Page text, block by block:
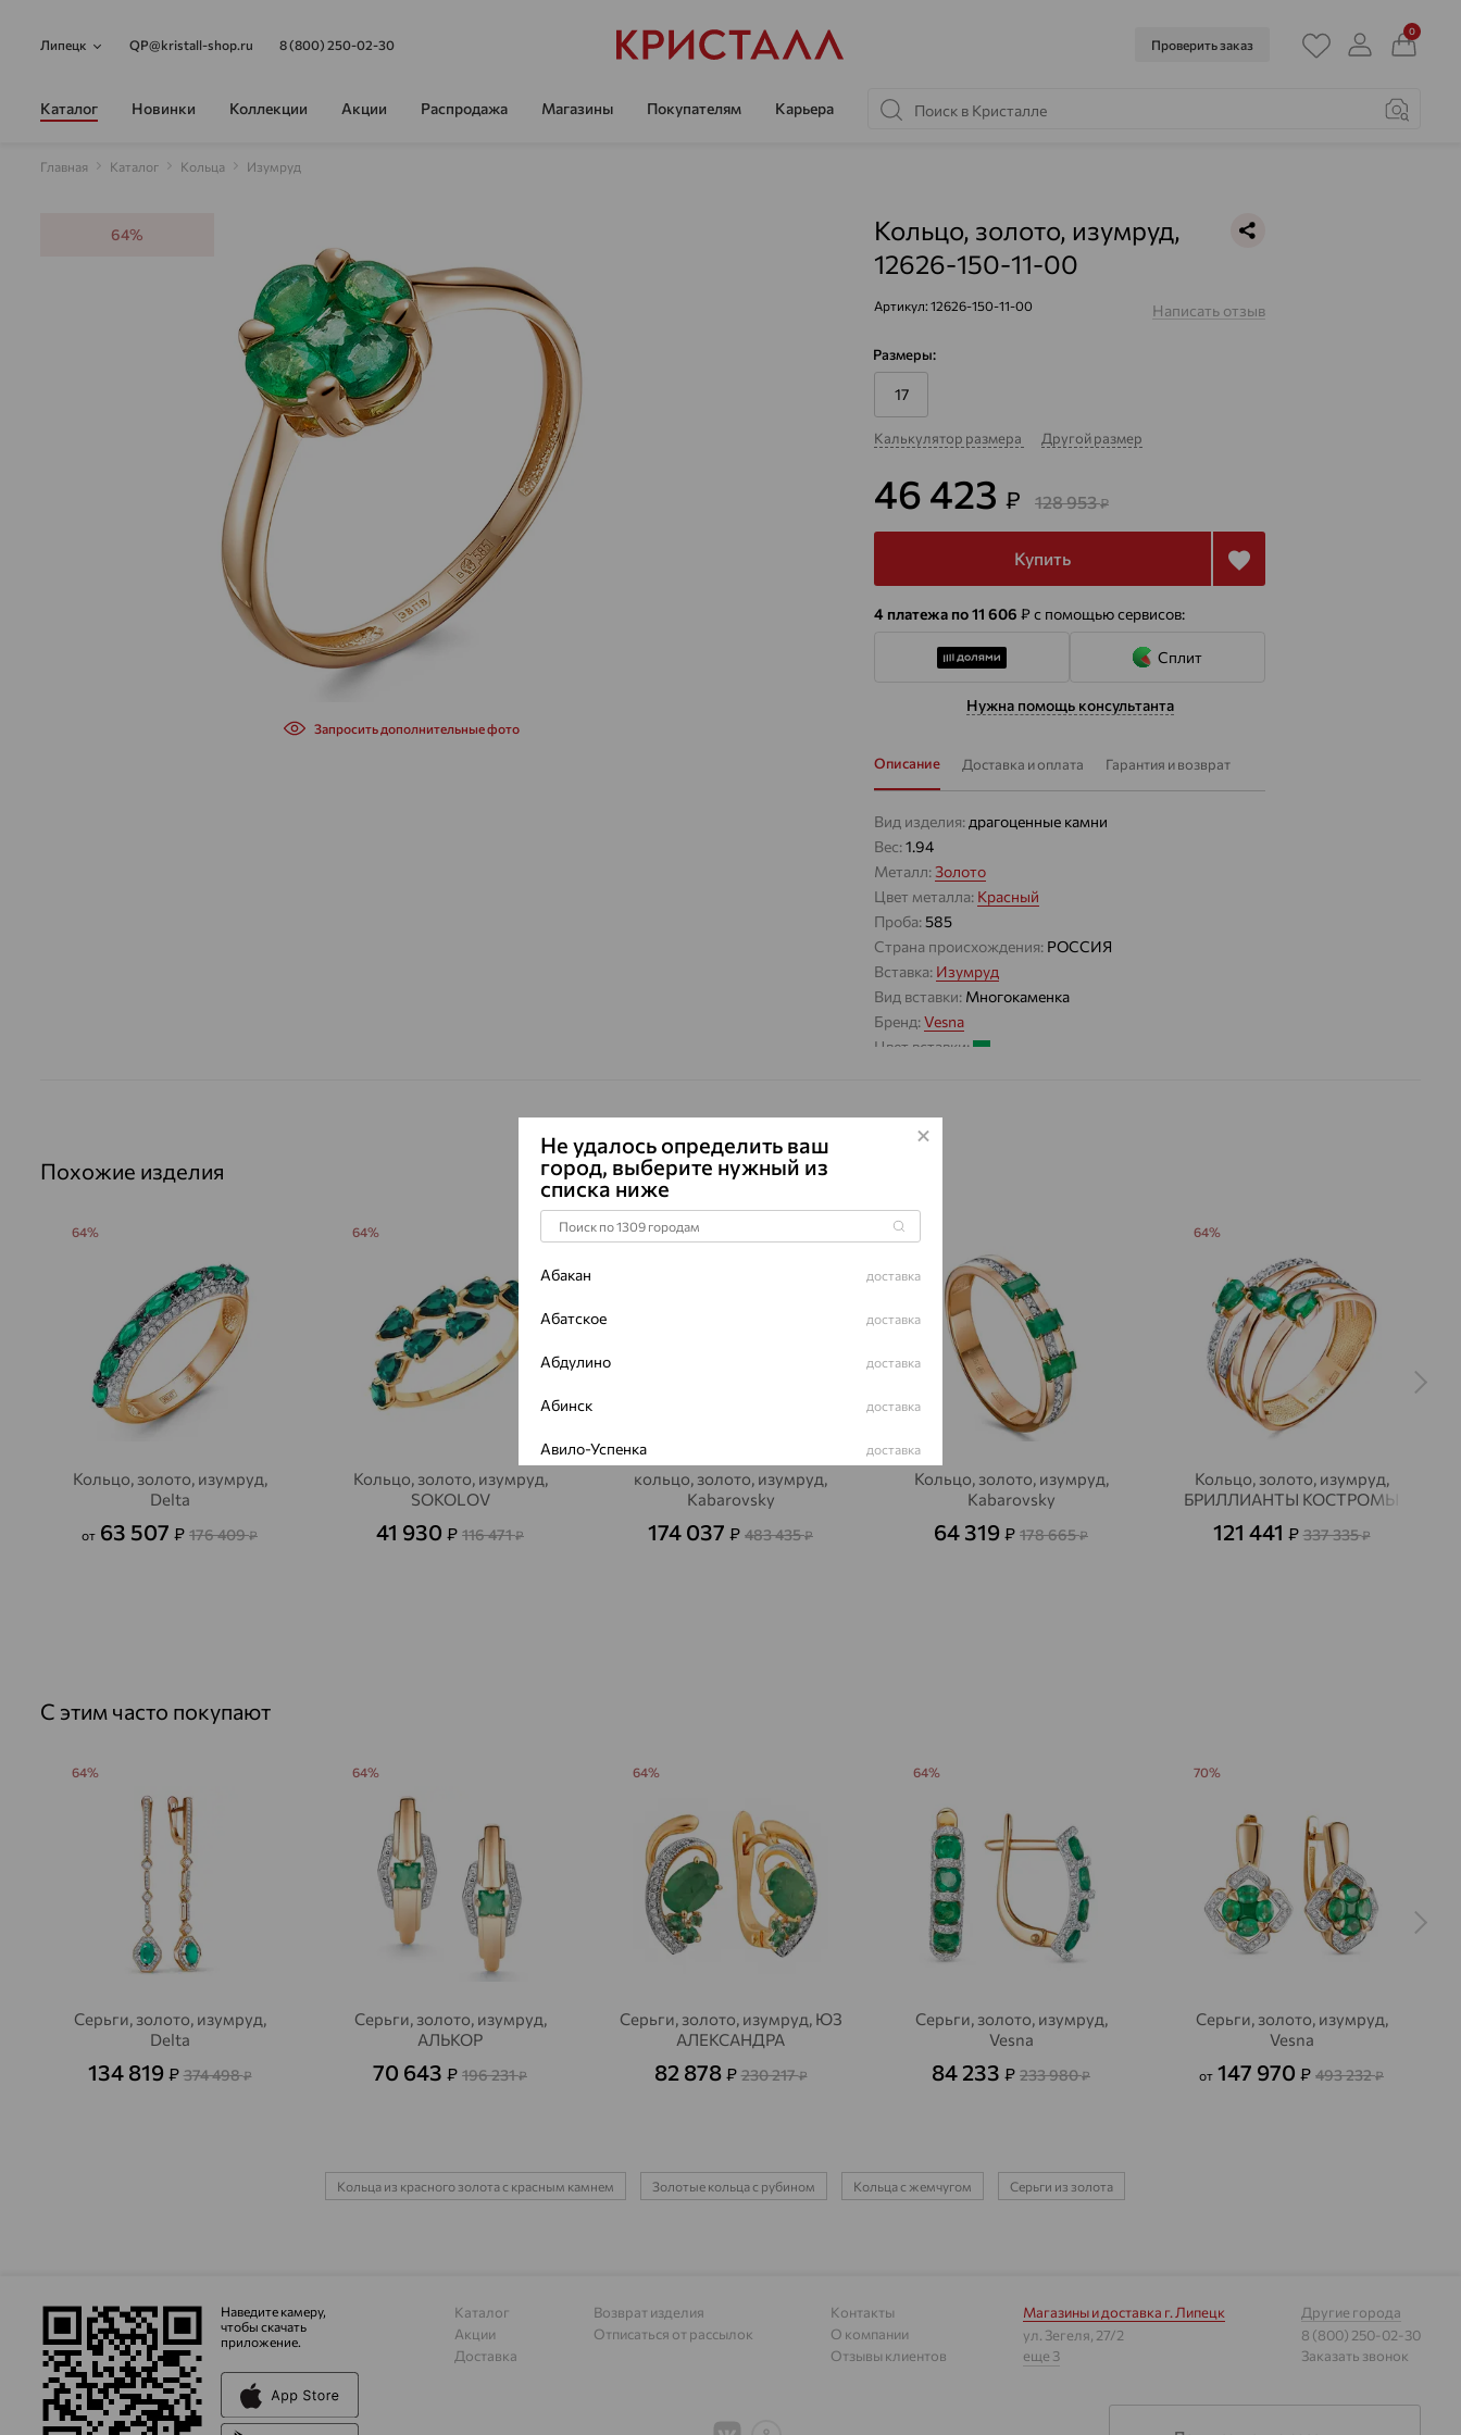
Липецк QP@kristall-shop.ru 8 (800) 250-02-30 Проверить заказ
0
Каталог Новинки Коллекции Акции Распродажа Магазины Покупателям Карьера
Главная Каталог Кольца Изумруд
64%
Запросить дополнительные фото
Кольцо, золото, изумруд,
12626-150-11-00
Артикул: 12626-150-11-00 Написать отзыв
Размеры:
17
Калькулятор размера Другой размер
46 423 ₽ 128 953₽
Купить
4 платежа по 11 606 ₽с помощью сервисов:
Сплит
Нужна помощь консультанта
Описание Доставка и оплата Гарантия и возврат
Вид изделия: драгоценные камни
Вес:1.94
Металл:Золото
Цвет металла: Красный
Проба:585
Страна происхождения: РОССИЯ
Вставка: Изумруд
Вид вставки: Многокаменка
Бренд:Vesna
Цвет вставки:
Характеристика вставки:
ЦВЕТ
КОЛИЧЕСТВО
ФОРМА ОГРАНКИ Квадрат
ЧИСТОТА 3/3
Похожие изделия
Кольцо, золото, изумруд,
Delta
от 63 507 ₽ 176 409₽
64%
Кольцо, золото, изумруд,
SOKOLOV
41 930 ₽ 116 471₽
64%
кольцо, золото, изумруд,
Kabarovsky
174 037 ₽ 483 435₽
64%
Кольцо, золото, изумруд,
Kabarovsky
64 319 ₽ 178 665₽
Кольцо, золото, изумруд,
БРИЛЛИАНТЫ КОСТРОМЫ
121 441 ₽ 337 335₽
64%
С этим часто покупают
Серьги, золото, изумруд,
Delta
134 819 ₽ 374 498₽
64%
Серьги, золото, изумруд,
АЛЬКОР
70 643 ₽ 196 231₽
64%
Серьги, золото, изумруд, ЮЗ
АЛЕКСАНДРА
82 878 ₽ 230 217₽
64%
Серьги, золото, изумруд,
Vesna
84 233 ₽ 233 980₽
64%
Серьги, золото, изумруд,
Vesna
от 147 970 ₽ 493 232₽
70%
Кольца из красного золота с красным камнем Золотые кольца с рубином Кольца с жемчугом Серьги из золота
Наведите камеру,
чтобы скачать
приложение.
Каталог
Акции
Доставка
Возврат изделия
Отписаться от рассылок
Контакты
О компании
Отзывы клиентов
Магазины и доставка г. Липецк
ул. Зегеля, 27/2
еще 3
Другие города
8 (800) 250-02-30
Заказать звонок
Не удалось определить ваш
город, выберите нужный из
списка ниже
Абакан доставка
Абатское доставка
Абдулино доставка
Абинск доставка
Авило-Успенка доставка
Авсюнино
Актюбинский, Азнакаевский район
Алапаевск доставка
Александров доставка
Алексеево-Лозовское доставка